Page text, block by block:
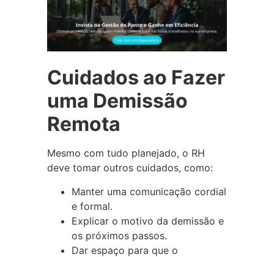
Cuidados ao Fazer
uma Demissão
Remota
Mesmo com tudo planejado, o RH
deve tomar outros cuidados, como:
Manter uma comunicação cordial
e formal.
Explicar o motivo da demissão e
os próximos passos.
Dar espaço para que o